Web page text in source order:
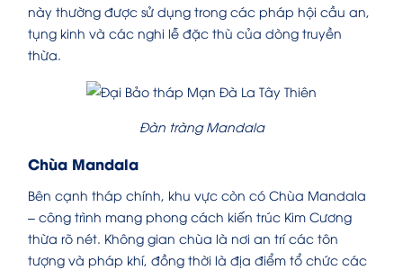
này thường được sử dụng trong các pháp hội cầu an,
tụng kinh và các nghi lễ đặc thù của dòng truyền
thừa.
Đàn tràng Mandala
Chùa Mandala
Bên cạnh tháp chính, khu vực còn có Chùa Mandala
– công trình mang phong cách kiến trúc Kim Cương
thừa rõ nét. Không gian chùa là nơi an trí các tôn
tượng và pháp khí, đồng thời là địa điểm tổ chức các